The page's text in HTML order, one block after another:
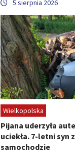
5 sierpnia 2026
Wielkopolska
Pijana uderzyła
uciekła. 7-letni syn
samochodzie